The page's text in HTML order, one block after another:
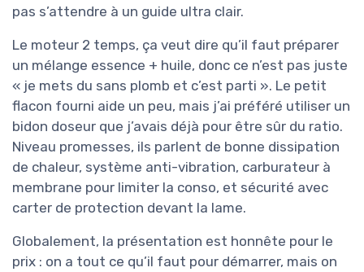
pas s’attendre à un guide ultra clair.
Le moteur 2 temps, ça veut dire qu’il faut préparer
un mélange essence + huile, donc ce n’est pas juste
« je mets du sans plomb et c’est parti ». Le petit
flacon fourni aide un peu, mais j’ai préféré utiliser un
bidon doseur que j’avais déjà pour être sûr du ratio.
Niveau promesses, ils parlent de bonne dissipation
de chaleur, système anti-vibration, carburateur à
membrane pour limiter la conso, et sécurité avec
carter de protection devant la lame.
Globalement, la présentation est honnête pour le
prix : on a tout ce qu’il faut pour démarrer, mais on